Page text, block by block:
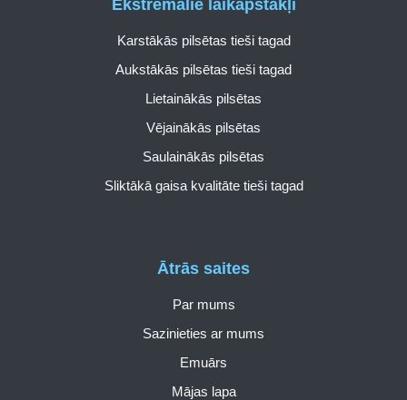
Ātrās saites
Par mums
Sazinieties ar mums
Emuārs
Mājas lapa
Ekstremālie laikapstākļi
Karstākās pilsētas tieši tagad
Aukstākās pilsētas tieši tagad
Lietainākās pilsētas
Vējainākās pilsētas
Saulainākās pilsētas
Sliktākā gaisa kvalitāte tieši tagad